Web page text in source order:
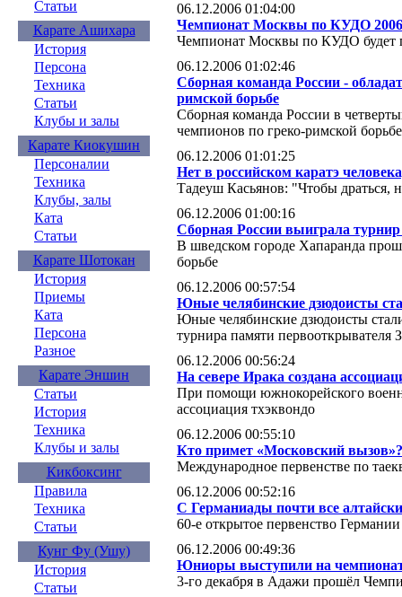
Статьи
Карате Ашихара
История
Персона
Техника
Статьи
Клубы и залы
Карате Киокушин
Персоналии
Техника
Клубы, залы
Ката
Статьи
Карате Шотокан
История
Приемы
Ката
Персона
Разное
Карате Эншин
Статьи
История
Техника
Клубы и залы
Кикбоксинг
Правила
Техника
Статьи
Кунг Фу (Ушу)
История
Статьи
06.12.2006 01:04:00
Чемпионат Москвы по КУДО 2006
Чемпионат Москвы по КУДО будет
06.12.2006 01:02:46
Сборная команда России -
римской борьбе
Сборная команда России в
чемпионов по греко-римской борьбе
06.12.2006 01:01:25
Нет в российском каратэ
Тадеуш Касьянов: "Чтобы драться,
06.12.2006 01:00:16
Сборная России выиграла
В шведском городе Хапаранда
борьбе
06.12.2006 00:57:54
Юные челябинские дзюдоисты
Юные челябинские дзюдоисты
турнира памяти
06.12.2006 00:56:24
На севере Ирака создана
При помощи южнокорейского
ассоциация тхэквондо
06.12.2006 00:55:10
Кто примет «Московский вызов»?
Международное первенстве по
06.12.2006 00:52:16
С Германиады почти все
60-е открытое первенство
06.12.2006 00:49:36
Юниоры выступили на
3-го декабря в Адажи прошёл